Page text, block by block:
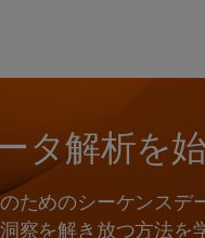
タ解析を
ためのシーケンスデ
察を解き放つ方法を